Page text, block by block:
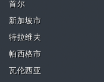
首尔
新加坡市
特拉维夫
帕西格市
瓦伦西亚